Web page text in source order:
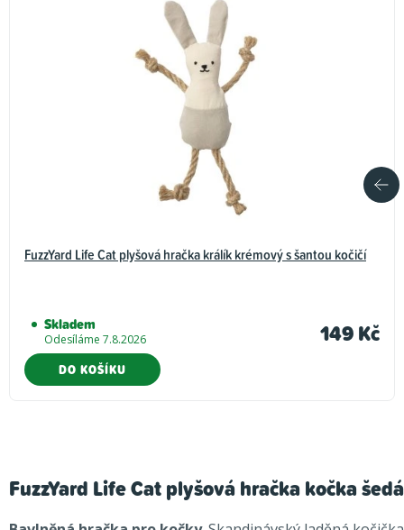
FuzzYard Life Cat plyšová hračka králík krémový s šantou kočičí
Skladem
Odesíláme 7.8.2026 149 Kč
DO KOŠÍKU
FuzzYard Life Cat plyšová hračka kočka